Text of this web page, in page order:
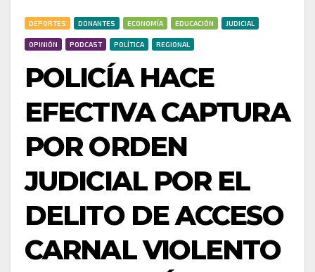
DEPORTES DONANTES ECONOMÍA EDUCACIÓN JUDICIAL
OPINIÓN PODCAST POLÍTICA REGIONAL
POLICÍA HACE
EFECTIVA CAPTURA
POR ORDEN
JUDICIAL POR EL
DELITO DE ACCESO
CARNAL VIOLENTO